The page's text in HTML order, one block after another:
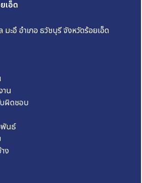
เอ็ด
ะอึ อำเภอ ธวัชบุรี จังหวัดร้อยเอ็ด
าน
ผิดชอบ
พันธ์
ง